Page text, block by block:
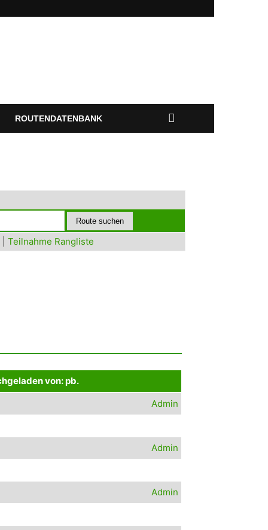
ROUTENDATENBANK
Teilnahme Rangliste
von: pb.
Admin
Admin
Admin